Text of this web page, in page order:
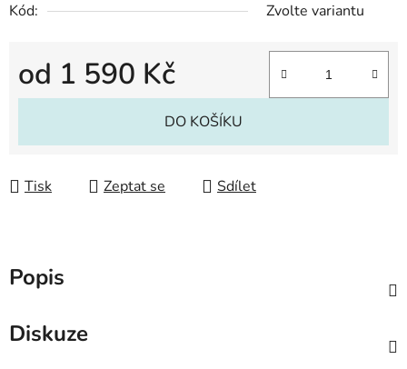
Kód:
Zvolte variantu
od 1 590 Kč
Měrná cena:
DO KOŠÍKU
Tisk Zeptat se Sdílet
Popis
Diskuze